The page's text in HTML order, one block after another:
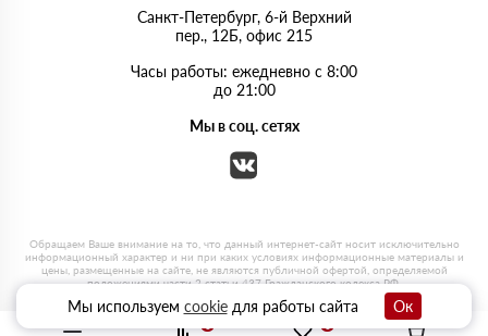
Санкт-Петербург, 6-й Верхний
пер., 12Б, офис 215
Часы работы: ежедневно с 8:00
до 21:00
Мы в соц. сетях
Мы используем cookieдля работы сайта Ок